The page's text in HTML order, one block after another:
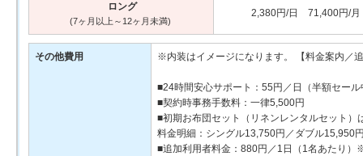
ロング
(7ヶ月以上～12ヶ月未満)
2,380円/日 71,400円/月
その他費用 ※内装はイメージになります。 【料金案内／
■24時間安心サポート：55円／日（半額セー
■契約時事務手数料：一律5,500円
■初期お布団セット（リネンレンタルセット）
料金明細：シングル13,750円／ダブル15,950
■追加利用者料金：880円／1日（1名あたり）